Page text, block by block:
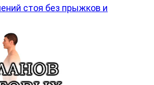
стоя без прыжков и